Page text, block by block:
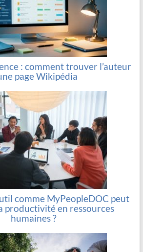
: comment trouver l’auteur
page Wikipédia
comme MyPeopleDOC peut
productivité en ressources
humaines ?